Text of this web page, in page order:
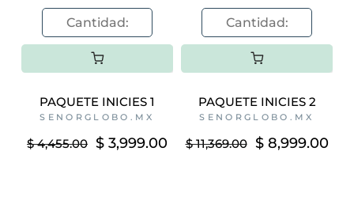
PAQUETE INICIES 1
SENORGLOBO.MX
$ 4,455.00 $ 3,999.00
PAQUETE INICIES 2
SENORGLOBO.MX
$ 11,369.00 $ 8,999.00